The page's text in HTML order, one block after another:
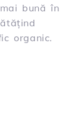
bună în
organic.